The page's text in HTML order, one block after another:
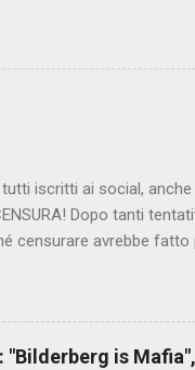
dalla scuola.
iscritti ai social,
Dopo tanti
censurare avrebbe fatto
confondere con
il buon Renziloni ,
di Firenze sarebbero
"Bilderberg is